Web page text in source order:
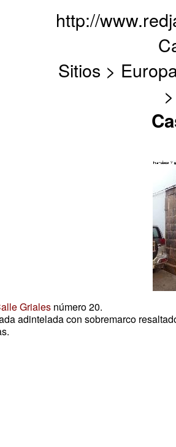
http://
Sitios >
Griales número 20.
adintelada con sobremarco